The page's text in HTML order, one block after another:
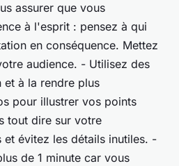
assurer que vous
à l'esprit : pensez à qui
en conséquence. Mettez
audience. - Utilisez des
et à la rendre plus
pour illustrer vos points
tout dire sur votre
évitez les détails inutiles. -
de 1 minute car vous